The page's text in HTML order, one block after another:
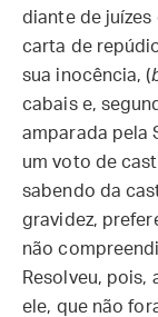
diante de
carta de
sua inocência, (
cabais e,
amparada pela
um voto de
sabendo da
gravidez,
não
Resolveu, pois,
ele, que não